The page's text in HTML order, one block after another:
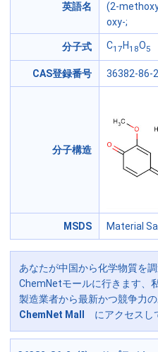
英語名
(2-
oxy-;
分子式 C17 H18O5
CAS登録番号 36382-86-2
分子構造
MSDS Material
あなたが中国から化学物質を
ChemNetモールに行きます、
製造業者から最新かつ競争力
ChemNet Mall
にアクセスし